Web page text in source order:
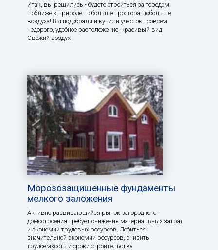
Итак, вы решились - будете строиться за городом.
Поближе к природе, побольше простора, побольше
воздуха! Вы подобрали и купили участок - совсем
недорого, удобное расположение, красивый вид.
Свежий воздух
Морозозащищенные фундаменты
мелкого заложения
Активно развивающийся рынок загородного
домостроения требует снижения материальных затрат
и экономии трудовых ресурсов. Добиться
значительной экономии ресурсов, снизить
трудоемкость и сроки строительства